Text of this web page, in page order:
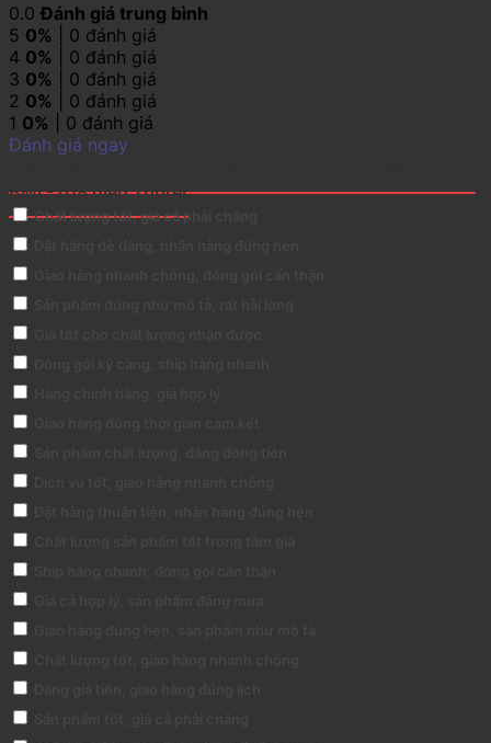
0.0Đánh giá trung bình
5 0% | 0 đánh giá
4 0% | 0 đánh giá
3 0% | 0 đánh giá
2 0% | 0 đánh giá
1 0% | 0 đánh giá
Đánh giá ngay
BML-208 hiệu Tribrer
Chất lượng tốt, giá cả phải chăng